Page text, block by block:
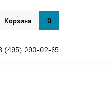
Корзина 0
(495) 090-02-65